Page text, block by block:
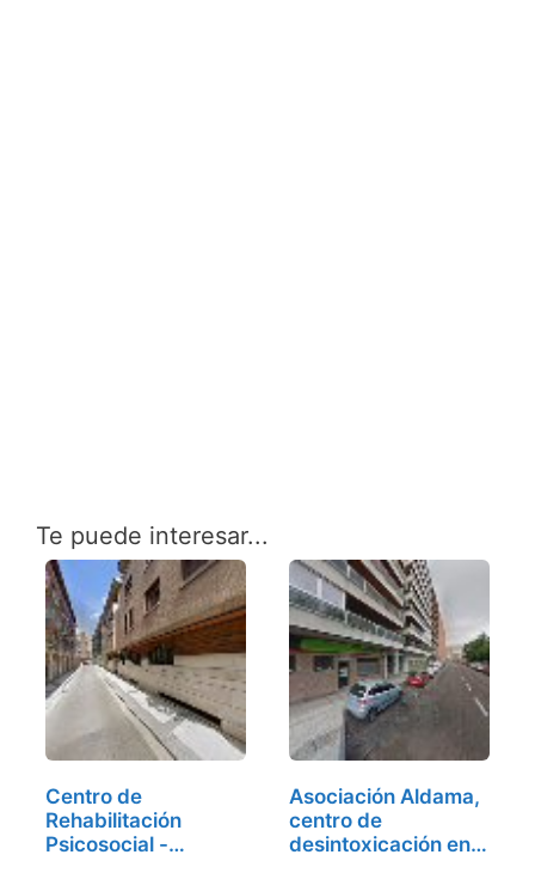
Te puede interesar...
Centro de
Rehabilitación
Psicosocial -
Asociación Aldama,
centro de
desintoxicación en